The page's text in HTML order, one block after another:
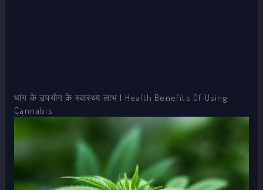
भांग के उपयोग के स्वास्थ्य लाभ | Health Benefits Of Using
Cannabis